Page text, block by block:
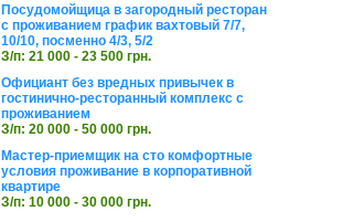
Посудомойщица в загородный ресторан
с проживанием график вахтовый 7/7,
10/10, посменно 4/3, 5/2
З/п: 21 000 - 23 500 грн.
Официант без вредных привычек в
гостинично-ресторанный комплекс с
проживанием
З/п: 20 000 - 50 000 грн.
Мастер-приемщик на сто комфортные
условия проживание в корпоративной
квартире
З/п: 10 000 - 30 000 грн.